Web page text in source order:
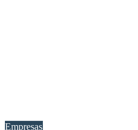
Empresas